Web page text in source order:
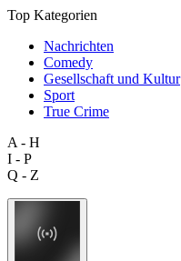
Top Kategorien
Nachrichten
Comedy
Gesellschaft und Kultur
Sport
True Crime
A - H
I - P
Q - Z